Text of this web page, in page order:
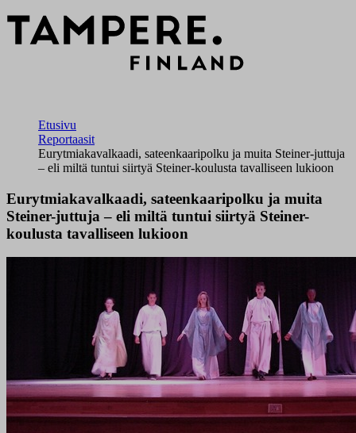
Etusivu
Reportaasit
Eurytmiakavalkaadi, sateenkaaripolku ja muita Steiner-juttuja
– eli miltä tuntui siirtyä Steiner-koulusta tavalliseen lukioon
Eurytmiakavalkaadi, sateenkaaripolku ja muita
Steiner-juttuja – eli miltä tuntui siirtyä Steiner-
koulusta tavalliseen lukioon